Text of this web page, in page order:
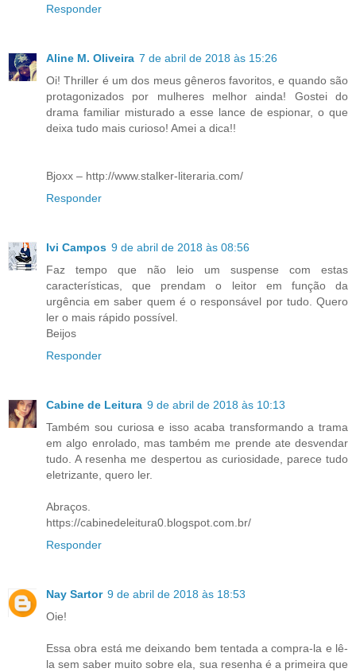
Responder
Aline M. Oliveira 7 de abril de 2018 às 15:26
Oi! Thriller é um dos meus gêneros favoritos, e quando são
protagonizados por mulheres melhor ainda! Gostei do
drama familiar misturado a esse lance de espionar, o que
deixa tudo mais curioso! Amei a dica!!
Bjoxx – http://www.stalker-literaria.com/
Responder
Ivi Campos 9 de abril de 2018 às 08:56
Faz tempo que não leio um suspense com estas
características, que prendam o leitor em função da
urgência em saber quem é o responsável por tudo. Quero
ler o mais rápido possível.
Beijos
Responder
Cabine de Leitura 9 de abril de 2018 às 10:13
Também sou curiosa e isso acaba transformando a trama
em algo enrolado, mas também me prende ate desvendar
tudo. A resenha me despertou as curiosidade, parece tudo
eletrizante, quero ler.
Abraços.
https://cabinedeleitura0.blogspot.com.br/
Responder
Nay Sartor 9 de abril de 2018 às 18:53
Oie!
Essa obra está me deixando bem tentada a compra-la e lê-
la sem saber muito sobre ela, sua resenha é a primeira que